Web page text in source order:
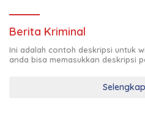
Berita Kriminal
Ini adalah contoh deskripsi untuk
anda bisa memasukkan deskripsi